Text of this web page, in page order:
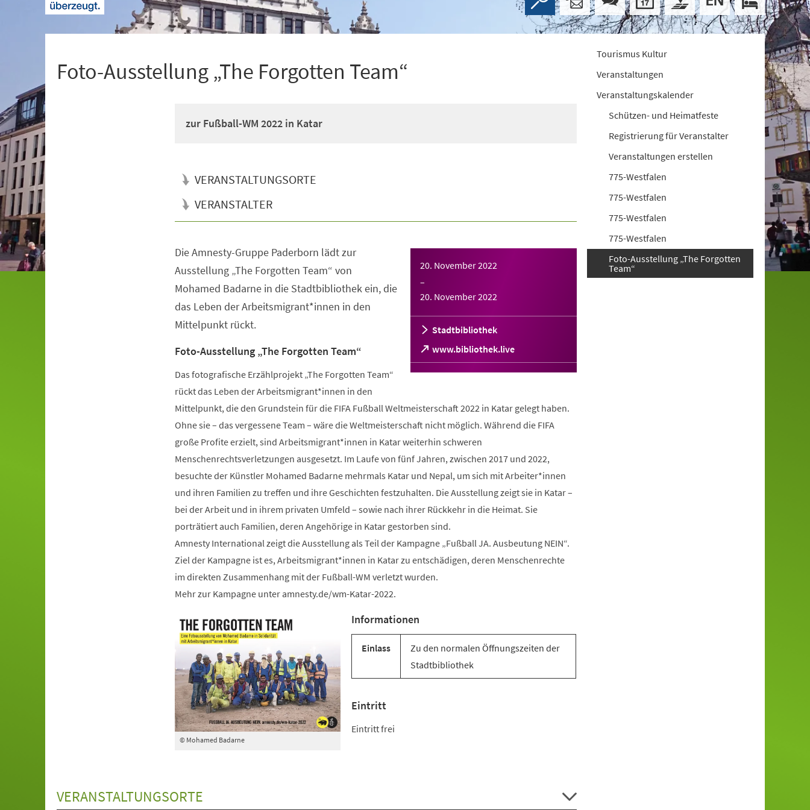
Foto-Ausstellung „The Forgotten Team“
zur Fußball-WM 2022 in Katar
VERANSTALTUNGSORTE
VERANSTALTER
20. November 2022
–
20. November 2022
Stadtbibliothek
www.bibliothek.live
(Öffnet
in
einem
Die Amnesty-Gruppe Paderborn lädt zur
Ausstellung „The Forgotten Team“ von
Mohamed Badarne in die Stadtbibliothek ein, die
das Leben der Arbeitsmigrant*innen in den
Mittelpunkt rückt.
Foto-Ausstellung „The Forgotten Team“
Das fotografische Erzählprojekt „The Forgotten Team“
rückt das Leben der Arbeitsmigrant*innen in den
Mittelpunkt, die den Grundstein für die FIFA Fußball Weltmeisterschaft 2022 in Katar gelegt haben.
Ohne sie – das vergessene Team – wäre die Weltmeisterschaft nicht möglich. Während die FIFA
große Profite erzielt, sind Arbeitsmigrant*innen in Katar weiterhin schweren
Menschenrechtsverletzungen ausgesetzt. Im Laufe von fünf Jahren, zwischen 2017 und 2022,
besuchte der Künstler Mohamed Badarne mehrmals Katar und Nepal, um sich mit Arbeiter*innen
und ihren Familien zu treffen und ihre Geschichten festzuhalten. Die Ausstellung zeigt sie in Katar –
bei der Arbeit und in ihrem privaten Umfeld – sowie nach ihrer Rückkehr in die Heimat. Sie
porträtiert auch Familien, deren Angehörige in Katar gestorben sind.
Amnesty International zeigt die Ausstellung als Teil der Kampagne „Fußball JA. Ausbeutung NEIN“.
Ziel der Kampagne ist es, Arbeitsmigrant*innen in Katar zu entschädigen, deren Menschenrechte
im direkten Zusammenhang mit der Fußball-WM verletzt wurden.
Mehr zur Kampagne unter amnesty.de/wm-Katar-2022.
© Mohamed Badarne
Informationen
Einlass
Zu den normalen Öffnungszeiten der
Stadtbibliothek
Eintritt
Eintritt frei
VERANSTALTUNGSORTE
Tourismus Kultur
Veranstaltungen
Veranstaltungskalender
Schützen- und Heimatfeste
Registrierung für Veranstalter
Veranstaltungen erstellen
775-Westfalen
775-Westfalen
775-Westfalen
775-Westfalen
Foto-Ausstellung „The Forgotten
Team“